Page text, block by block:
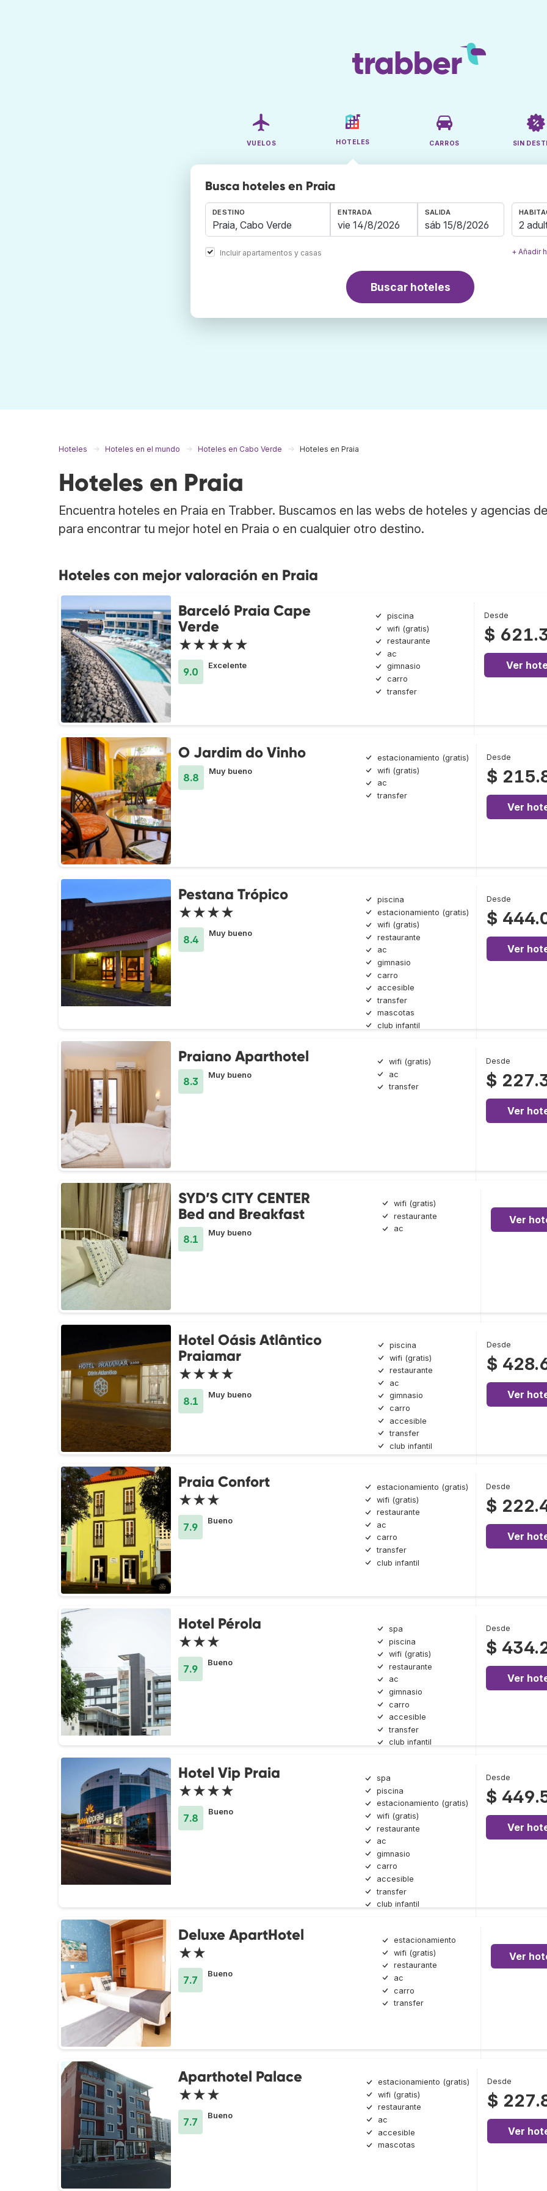
VUELOS HOTELES CARROS SIN
Busca hoteles en Praia
DESTINO
Incluir apartamentos y casas
ENTRADA SALIDA
2
+ Añadir
Buscar hoteles
Hoteles Hoteles en el mundo Hoteles en Cabo Verde Hoteles en Praia
Hoteles en Praia
Encuentra hoteles en Praia en Trabber. Buscamos en las webs de hoteles y agencias
para encontrar tu mejor hotel en Praia o en cualquier otro destino.
Hoteles con mejor valoración en Praia
Barceló Praia Cape
Verde
★★★★★
9.0
Excelente
piscina
wifi (gratis)
restaurante
ac
gimnasio
carro
transfer
Desde
$
Ver
O Jardim do Vinho
8.8
Muy bueno
estacionamiento (gratis)
wifi (gratis)
ac
transfer
Desde
$
Ver
Pestana Trópico
★★★★
8.4
Muy bueno
piscina
estacionamiento (gratis)
wifi (gratis)
restaurante
ac
gimnasio
carro
accesible
transfer
mascotas
club infantil
Desde
$
Ver
Praiano Aparthotel
8.3
Muy bueno
wifi (gratis)
ac
transfer
Desde
$
Ver
SYD’S CITY CENTER
Bed and Breakfast
8.1
Muy bueno
wifi (gratis)
restaurante
ac
Ver
Hotel Oásis Atlântico
Praiamar
★★★★
8.1
Muy bueno
piscina
wifi (gratis)
restaurante
ac
gimnasio
carro
accesible
transfer
club infantil
Desde
$
Ver
Praia Confort
★★★
7.9
Bueno
estacionamiento (gratis)
wifi (gratis)
restaurante
ac
carro
transfer
club infantil
Desde
$
Ver
Hotel Pérola
★★★
7.9
Bueno
spa
piscina
wifi (gratis)
restaurante
ac
gimnasio
carro
accesible
transfer
club infantil
Desde
$
Ver
Hotel Vip Praia
★★★★
7.8
Bueno
spa
piscina
estacionamiento (gratis)
wifi (gratis)
restaurante
ac
gimnasio
carro
accesible
transfer
club infantil
Desde
$
Ver
Deluxe ApartHotel
★★
7.7
Bueno
estacionamiento
wifi (gratis)
restaurante
ac
carro
transfer
Ver
Aparthotel Palace
★★★
7.7
Bueno
estacionamiento (gratis)
wifi (gratis)
restaurante
ac
accesible
mascotas
Desde
$
Ver